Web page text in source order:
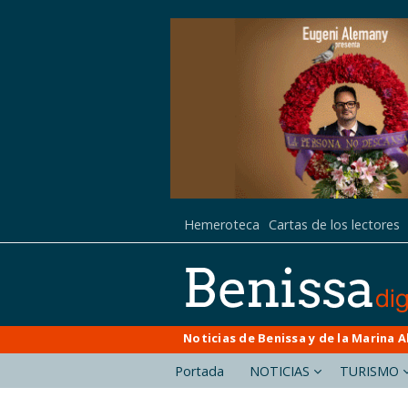
Hemeroteca Cartas de los lectores
Noticias de Benissa y de la Marina
Portada NOTICIAS TURISMO